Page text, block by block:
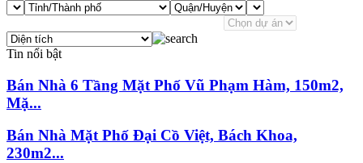
Tin nổi bật
Bán Nhà 6 Tầng Mặt Phố Vũ Phạm Hàm, 150m2,
Mặ...
Bán Nhà Mặt Phố Đại Cồ Việt, Bách Khoa,
230m2...